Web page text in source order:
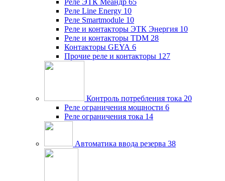
Реле ЭТК Меандр 65
Реле Line Energy 10
Реле Smartmodule 10
Реле и контакторы ЭТК Энергия 10
Реле и контакторы TDM 28
Контакторы GEYA 6
Прочие реле и контакторы 127
Контроль потребления тока 20
Реле ограничения мощности 6
Реле ограничения тока 14
Автоматика ввода резерва 38